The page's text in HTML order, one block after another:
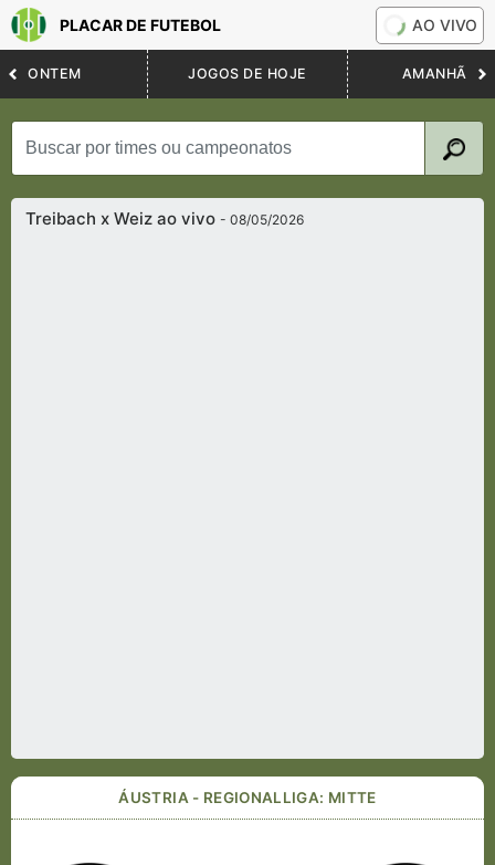
PLACAR DE FUTEBOL AO VIVO
ONTEM JOGOS DE HOJE AMANHÃ
Treibach x Weiz ao vivo- 08/05/2026
ÁUSTRIA - REGIONALLIGA: MITTE